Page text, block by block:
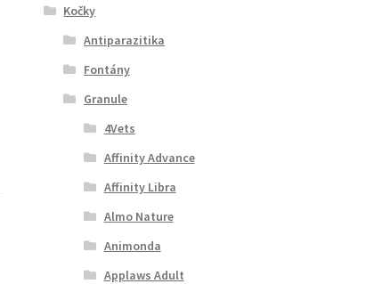
Kočky
Antiparazitika
Fontány
Granule
4Vets
Affinity Advance
Affinity Libra
Almo Nature
Animonda
Applaws Adult